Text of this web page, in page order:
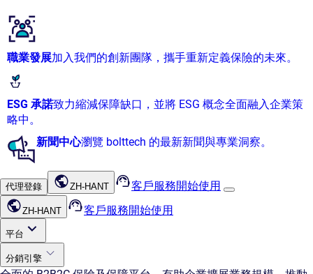
職業發展加入我們的創新團隊，攜手重新定義保險的未來。
ESG 承諾致力縮減保障缺口，並將 ESG 概念全面融入企業策
略中。
新聞中心瀏覽 bolttech 的最新新聞與專業洞察。
代理登錄 ZH-HANT 客戶服務開始使用
ZH-HANT 客戶服務開始使用
平台
分銷引擎